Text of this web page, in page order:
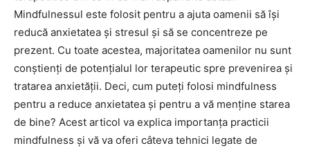
Mindfulnessul este folosit pentru a ajuta oamenii să își
reducă anxietatea și stresul și să se concentreze pe
prezent. Cu toate acestea, majoritatea oamenilor nu sunt
conștienți de potențialul lor terapeutic spre prevenirea și
tratarea anxietății. Deci, cum puteți folosi mindfulness
pentru a reduce anxietatea și pentru a vă menține starea
de bine? Acest articol va explica importanța practicii
mindfulness și vă va oferi câteva tehnici legate de